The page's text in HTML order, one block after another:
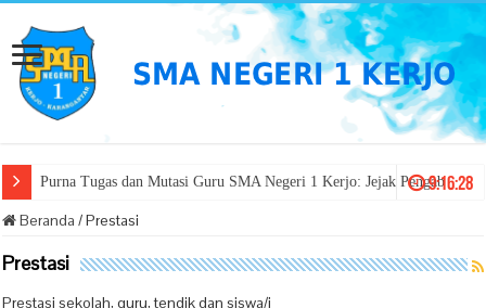
9:16:29
Purna Tugas dan Mutasi Guru SMA Negeri 1 Kerjo: Jejak Pengabdian,
Beranda /Prestasi
Prestasi
Prestasi sekolah, guru, tendik dan siswa/i